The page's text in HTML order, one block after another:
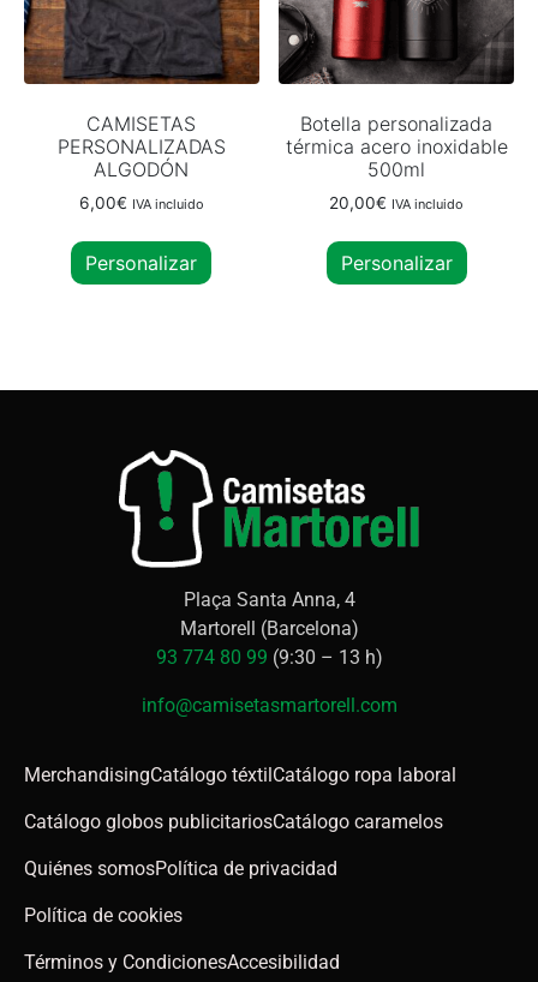
CAMISETAS
PERSONALIZADAS
ALGODÓN
6,00€ IVA incluido
Personalizar
Botella personalizada
térmica acero inoxidable
500ml
20,00€ IVA incluido
Personalizar
Plaça Santa Anna, 4
Martorell (Barcelona)
93 774 80 99 (9:30 – 13 h)
info@camisetasmartorell.com
MerchandisingCatálogo téxtilCatálogo ropa laboral
Catálogo globos publicitariosCatálogo caramelos
Quiénes somosPolítica de privacidad
Política de cookies
Términos y CondicionesAccesibilidad